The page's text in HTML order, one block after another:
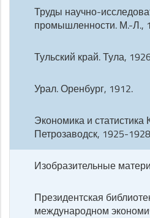
Труды научно-
промышленности. М.-Л.,
Тульский край. Тула,
Урал. Оренбург, 1912.
Экономика и статистика
Петрозаводск, 1925-
Изобразительные
Президентская
международном